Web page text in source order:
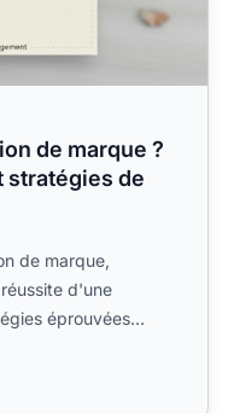
de marque ?
stratégies de
de marque,
d'une
éprouvées